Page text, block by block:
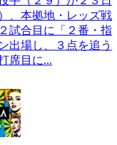
、本拠地・レッズ戦
試合目に「２番・指
出場し、３点を追う
席目に...